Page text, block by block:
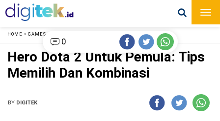
HOME » GAMES
Hero Dota 2 Untuk Pemula: Tips
Memilih Dan Kombinasi
BY DIGITEK
0